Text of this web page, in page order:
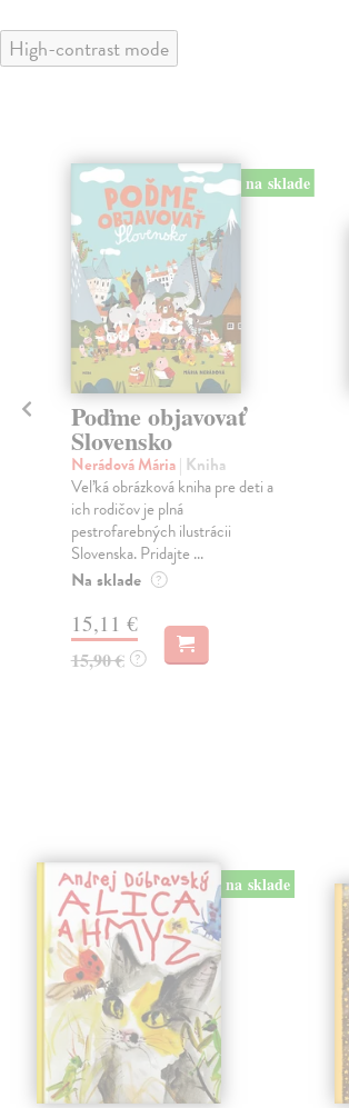
High-contrast mode
na sklade
Poďme objavovať
Slovensko
Nerádová Mária| Kniha
Veľká obrázková kniha pre deti a
ich rodičov je plná
pestrofarebných ilustrácii
Slovenska. Pridajte ...
Na sklade ?
15,11 €
15,90 € ?
na sklade